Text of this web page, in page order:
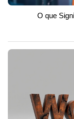
O que